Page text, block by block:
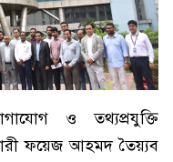
ও তথ্যপ্রযুক্তি
ফয়েজ আহমদ তৈয়্যব